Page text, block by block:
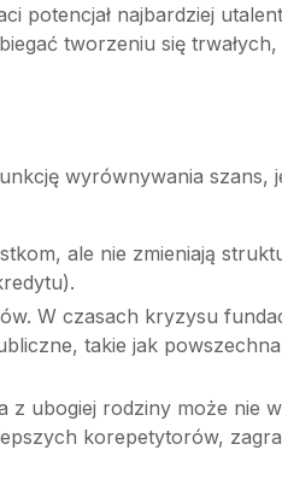
potencjał najbardziej
tworzeniu się
wyrównywania szans,
ale nie zmieniają
W czasach kryzysu
takie jak
z ubogiej rodziny może nie
korepetytorów,